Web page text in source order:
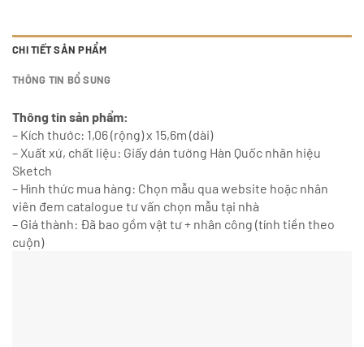
CHI TIẾT SẢN PHẨM
THÔNG TIN BỔ SUNG
Thông tin sản phẩm:
– Kích thước: 1,06 (rộng) x 15,6m (dài)
– Xuất xứ, chất liệu: Giấy dán tường Hàn Quốc nhãn hiệu
Sketch
– Hình thức mua hàng: Chọn mẫu qua website hoặc nhân
viên đem catalogue tư vấn chọn mẫu tại nhà
– Giá thành: Đã bao gồm vật tư + nhân công (tính tiền theo
cuộn)